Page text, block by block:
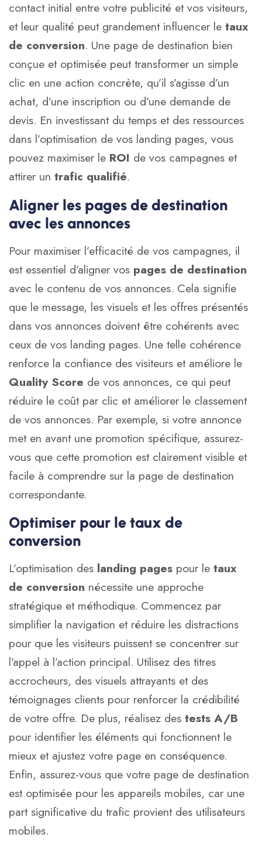
contact initial entre votre publicité et vos visiteurs,
et leur qualité peut grandement influencer le taux
de conversion. Une page de destination bien
conçue et optimisée peut transformer un simple
clic en une action concrète, qu’il s’agisse d’un
achat, d’une inscription ou d’une demande de
devis. En investissant du temps et des ressources
dans l’optimisation de vos landing pages, vous
pouvez maximiser le ROI de vos campagnes et
attirer un trafic qualifié.
Aligner les pages de destination
avec les annonces
Pour maximiser l’efficacité de vos campagnes, il
est essentiel d’aligner vos pages de destination
avec le contenu de vos annonces. Cela signifie
que le message, les visuels et les offres présentés
dans vos annonces doivent être cohérents avec
ceux de vos landing pages. Une telle cohérence
renforce la confiance des visiteurs et améliore le
Quality Score de vos annonces, ce qui peut
réduire le coût par clic et améliorer le classement
de vos annonces. Par exemple, si votre annonce
met en avant une promotion spécifique, assurez-
vous que cette promotion est clairement visible et
facile à comprendre sur la page de destination
correspondante.
Optimiser pour le taux de
conversion
L’optimisation des landing pages pour le taux
de conversion nécessite une approche
stratégique et méthodique. Commencez par
simplifier la navigation et réduire les distractions
pour que les visiteurs puissent se concentrer sur
l’appel à l’action principal. Utilisez des titres
accrocheurs, des visuels attrayants et des
témoignages clients pour renforcer la crédibilité
de votre offre. De plus, réalisez des tests A/B
pour identifier les éléments qui fonctionnent le
mieux et ajustez votre page en conséquence.
Enfin, assurez-vous que votre page de destination
est optimisée pour les appareils mobiles, car une
part significative du trafic provient des utilisateurs
mobiles.